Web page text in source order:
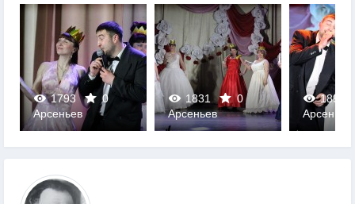
1793
0
0
Арсеньев
1831
0
0
Арсеньев
1897
0
Арсеньев